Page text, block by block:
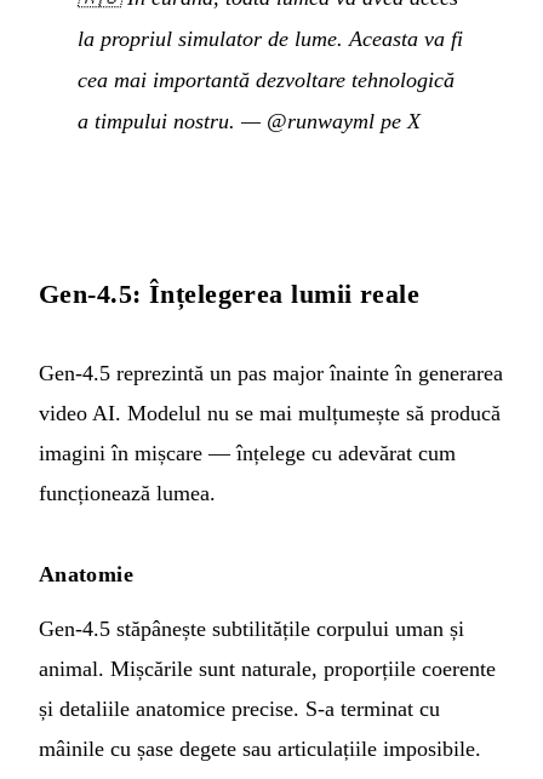
la propriul simulator de lume. Aceasta va fi
cea mai importantă dezvoltare tehnologică
a timpului nostru. — @runwayml pe X
Gen-4.5: Înțelegerea lumii reale
Gen-4.5 reprezintă un pas major înainte în generarea
video AI. Modelul nu se mai mulțumește să producă
imagini în mișcare — înțelege cu adevărat cum
funcționează lumea.
Anatomie
Gen-4.5 stăpânește subtilitățile corpului uman și
animal. Mișcările sunt naturale, proporțiile coerente
și detaliile anatomice precise. S-a terminat cu
mâinile cu șase degete sau articulațiile imposibile.